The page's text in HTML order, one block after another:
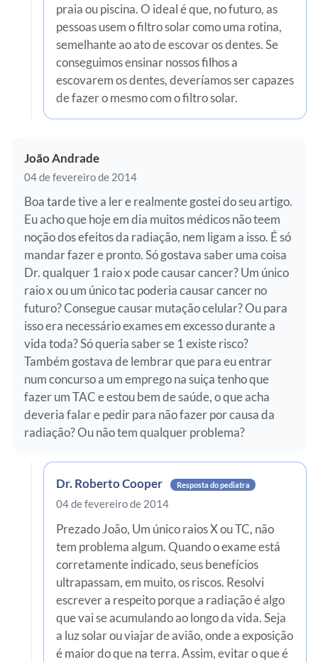
praia ou piscina. O ideal é que, no futuro, as
pessoas usem o filtro solar como uma rotina,
semelhante ao ato de escovar os dentes. Se
conseguimos ensinar nossos filhos a
escovarem os dentes, deveríamos ser capazes
de fazer o mesmo com o filtro solar.
João Andrade
04 de fevereiro de 2014
Boa tarde tive a ler e realmente gostei do seu artigo.
Eu acho que hoje em dia muitos médicos não teem
noção dos efeitos da radiação, nem ligam a isso. É só
mandar fazer e pronto. Só gostava saber uma coisa
Dr. qualquer 1 raio x pode causar cancer? Um único
raio x ou um único tac poderia causar cancer no
futuro? Consegue causar mutação celular? Ou para
isso era necessário exames em excesso durante a
vida toda? Só queria saber se 1 existe risco?
Também gostava de lembrar que para eu entrar
num concurso a um emprego na suiça tenho que
fazer um TAC e estou bem de saúde, o que acha
deveria falar e pedir para não fazer por causa da
radiação? Ou não tem qualquer problema?
Dr. Roberto Cooper Resposta do pediatra
04 de fevereiro de 2014
Prezado João, Um único raios X ou TC, não
tem problema algum. Quando o exame está
corretamente indicado, seus benefícios
ultrapassam, em muito, os riscos. Resolvi
escrever a respeito porque a radiação é algo
que vai se acumulando ao longo da vida. Seja
a luz solar ou viajar de avião, onde a exposição
é maior do que na terra. Assim, evitar o que é